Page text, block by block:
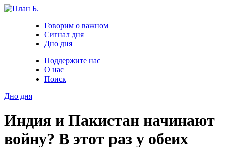
Говорим о важном
Сигнал дня
Дно дня
Поддержите нас
О нас
Поиск
Дно дня
Индия и Пакистан начинают
войну? В этот раз у обеих